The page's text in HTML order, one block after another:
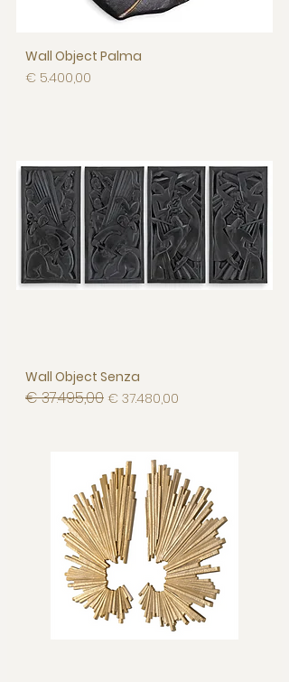
Wall Object Palma
Prijs
€ 5.400,00
Wall Object Senza
Normale prijs
€ 37.495,00 Verkoopprijs
€ 37.480,00